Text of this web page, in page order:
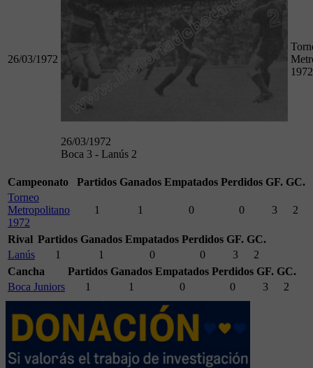
26/03/1972
26/03/1972
Boca 3 - Lanús 2
1972
Campeonato Partidos Ganados Empatados Perdidos GF. GC.
Torneo
Metropolitano
1972
1 1 0 0 3 2
Rival Partidos Ganados Empatados Perdidos GF. GC.
Lanús
1 1 0 0 3
2
Cancha
Partidos Ganados Empatados Perdidos GF. GC.
Boca Juniors
1 1 0 0 3 2